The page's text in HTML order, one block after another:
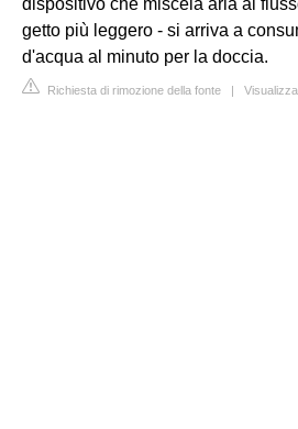
dispositivo che miscela aria al
getto più leggero - si arriva a
d'acqua al minuto per la doccia.
Richiesta di rimozione della fonte |